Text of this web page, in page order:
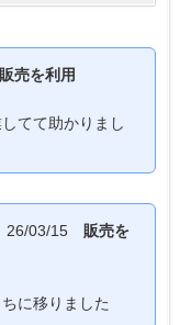
販売を利用
てて助かりまし
26/03/15 販売を
に移りました